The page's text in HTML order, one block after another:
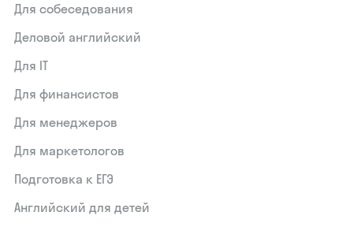
Для собеседования
Деловой английский
Для IT
Для финансистов
Для менеджеров
Для маркетологов
Подготовка к ЕГЭ
Английский для детей